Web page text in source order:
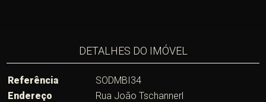
DETALHES DO IMÓVEL
Referência
SODMBI34
Endereço
Rua João Tschannerl